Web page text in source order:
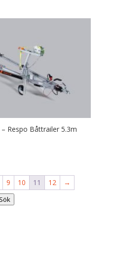
Respo Båttrailer 5.3m
9 10 11 12
→